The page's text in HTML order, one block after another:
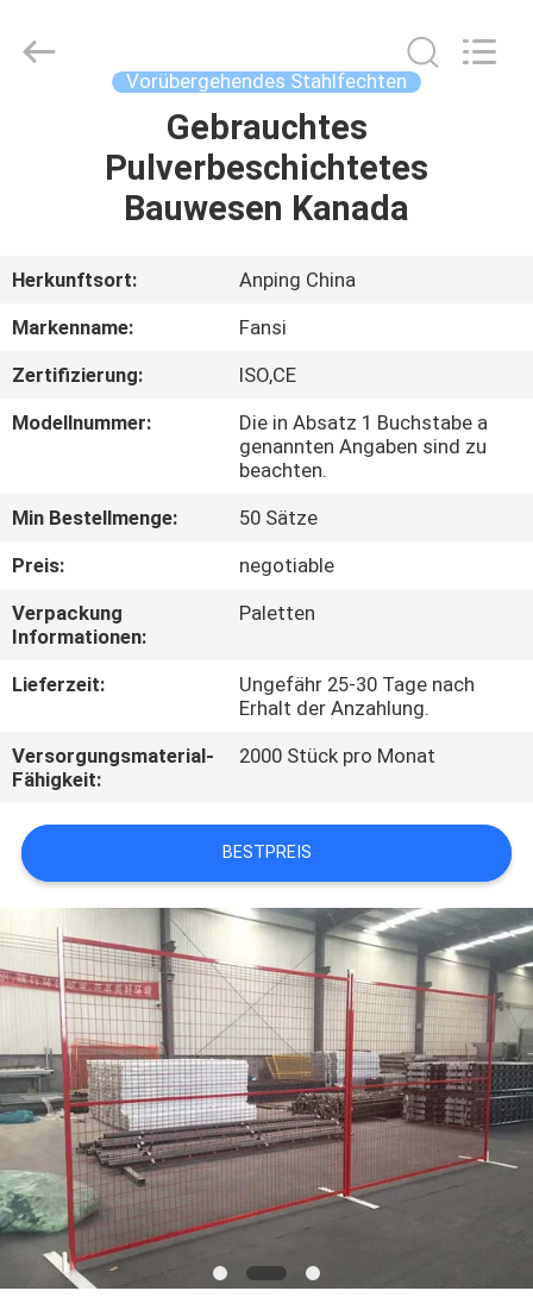
PRODUKTE
ÜBER
UNS
FABRIK-
AUSFLUG
QUALITÄTSKONTROLLE
SIE
MIT
IN
VERBINDUNG
NACHRICHTEN
FORDERN
SIE
ZITAT
SITEMAP
PRIVACY
POLICY
Rights
Vorübergehendes Stahlfechten
Gebrauchtes
Pulverbeschichtetes
Bauwesen Kanada
Herkunftsort:
Anping China
Markenname:
Fansi
Zertifizierung:
ISO,CE
Modellnummer:
Die in Absatz 1 Buchstabe a
genannten Angaben sind zu
beachten.
Min Bestellmenge:
50 Sätze
Preis:
negotiable
Verpackung
Informationen:
Paletten
Lieferzeit:
Ungefähr 25-30 Tage nach
Erhalt der Anzahlung.
Versorgungsmaterial-
Fähigkeit:
2000 Stück pro Monat
BESTPREIS